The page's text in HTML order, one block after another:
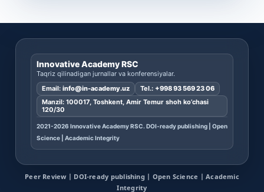
Innovative Academy RSC
Taqriz qilinadigan jurnallar va konferensiyalar.
Email: info@in-academy.uz Tel.: +998 93 569 23 06
Manzil: 100017, Toshkent, Amir Temur shoh ko’chasi
120/30
2021-2026 Innovative Academy RSC. DOI-ready publishing | Open
Science | Academic Integrity